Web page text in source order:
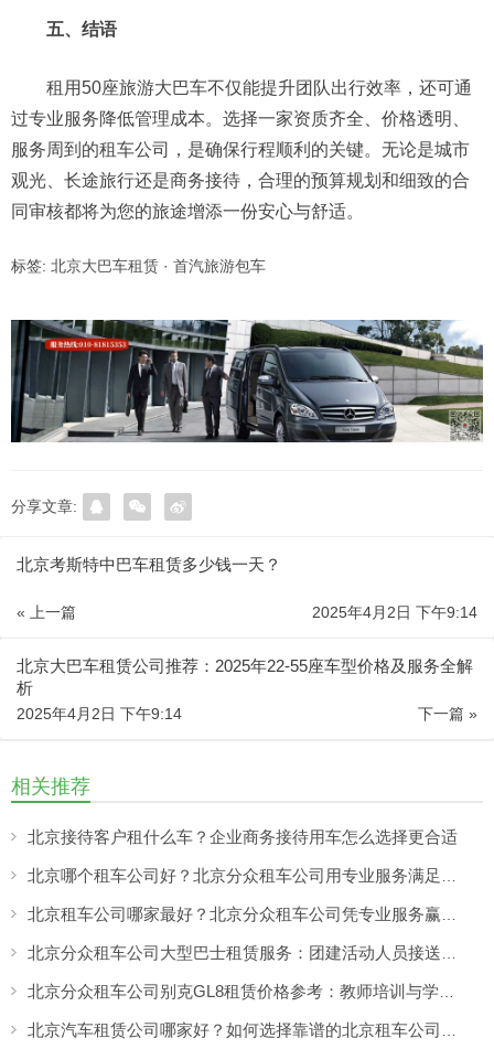
五、结语
租用50座旅游大巴车不仅能提升团队出行效率，还可通
过专业服务降低管理成本。选择一家资质齐全、价格透明、
服务周到的租车公司，是确保行程顺利的关键。无论是城市
观光、长途旅行还是商务接待，合理的预算规划和细致的合
同审核都将为您的旅途增添一份安心与舒适。
标签: 北京大巴车租赁 · 首汽旅游包车
分享文章:
北京考斯特中巴车租赁多少钱一天？
« 上一篇 2025年4月2日 下午9:14
北京大巴车租赁公司推荐：2025年22-55座车型价格及服务全解
析
下一篇 »
2025年4月2日 下午9:14
相关推荐
北京接待客户租什么车？企业商务接待用车怎么选择更合适
北京哪个租车公司好？北京分众租车公司用专业服务满足商务、旅游多场景出行需求
北京租车公司哪家最好？北京分众租车公司凭专业服务赢得客户认可
北京分众租车公司大型巴士租赁服务：团建活动人员接送更方便，团队出行热闹又省心
北京分众租车公司别克GL8租赁价格参考：教师培训与学校活动出行更舒适的选择
北京汽车租赁公司哪家好？如何选择靠谱的北京租车公司，看专业服务与真实口碑